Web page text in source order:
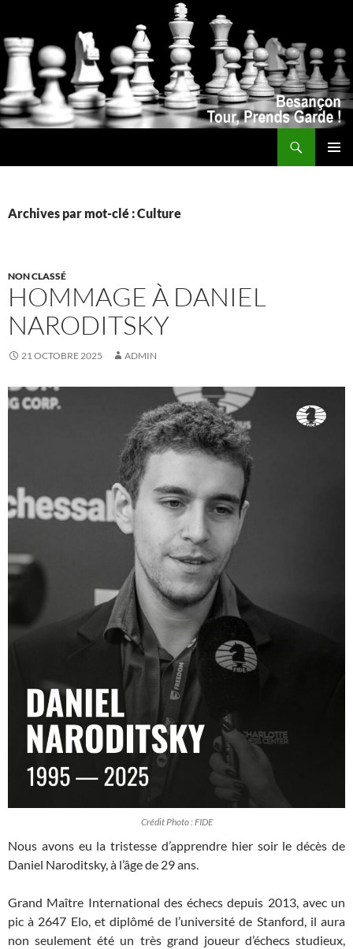
Archives par mot-clé : Culture
NON CLASSÉ
HOMMAGE À DANIEL
NARODITSKY
21 OCTOBRE 2025 ADMIN
Crédit Photo : FIDE
Nous avons eu la tristesse d’apprendre hier soir le décès de
Daniel Naroditsky, à l’âge de 29 ans.
Grand Maître International des échecs depuis 2013, avec un
pic à 2647 Elo, et diplômé de l’université de Stanford, il aura
non seulement été un très grand joueur d’échecs studieux,